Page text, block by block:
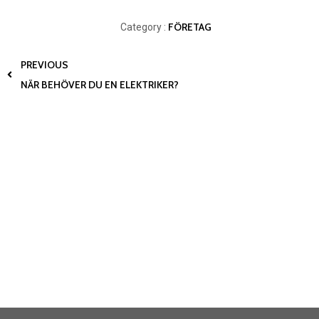
Category : FÖRETAG
PREVIOUS
NÄR BEHÖVER DU EN ELEKTRIKER?